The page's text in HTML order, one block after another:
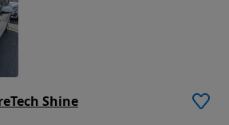
Shine